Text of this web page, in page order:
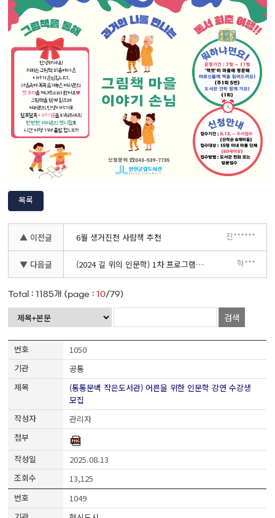
목록
▲ 이전글 6월 생거진천 사람책 추천 진******
▼ 다음글 (2024 길 위의 인문학) 1차 프로그램 '인간성 상실과 회복' 신청 안내 혁***
Total : 1185개 (page : 10/79)
검색
1050
공통
(통통문백 작은도서관) 어른을 위한 인문학 강연 수강생
모집
관리자
2025.08.13
13,125
1049